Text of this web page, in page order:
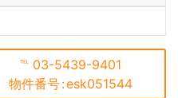
℡ 03-5439-9401
物件番号:esk051544